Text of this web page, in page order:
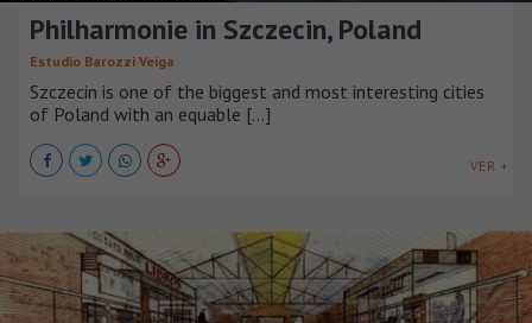
Philharmonie in Szczecin, Poland
Estudio Barozzi Veiga
Szczecin is one of the biggest and most interesting cities
of Poland with an equable [...]
VER +